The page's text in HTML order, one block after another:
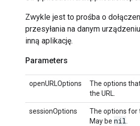
Zwykle jest to prośba o
przesyłania na danym
inną aplikację.
Parameters
openURLOptions
The options
the URL.
sessionOptions
The options for
May be nil